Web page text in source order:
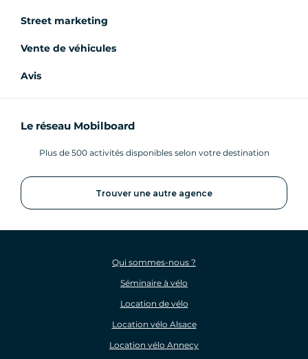
Street marketing
Vente de véhicules
Avis
Le réseau Mobilboard
Plus de 500 activités disponibles selon votre destination
Trouver une autre agence
Qui sommes-nous ?
Séminaire à vélo
Location de vélo
Location vélo Alsace
Location vélo Annecy